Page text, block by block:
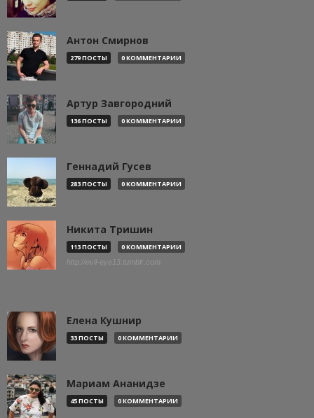
Антон Смирнов
279 ПОСТЫ 0 КОММЕНТАРИИ
Артур Завгородний
136 ПОСТЫ 0 КОММЕНТАРИИ
Геннадий Гусев
283 ПОСТЫ 0 КОММЕНТАРИИ
Никита Тришин
113 ПОСТЫ 0 КОММЕНТАРИИ
http://evil-eye13.tumblr.com
Елена Кушнир
33 ПОСТЫ 0 КОММЕНТАРИИ
Мариам Ананидзе
45 ПОСТЫ 0 КОММЕНТАРИИ